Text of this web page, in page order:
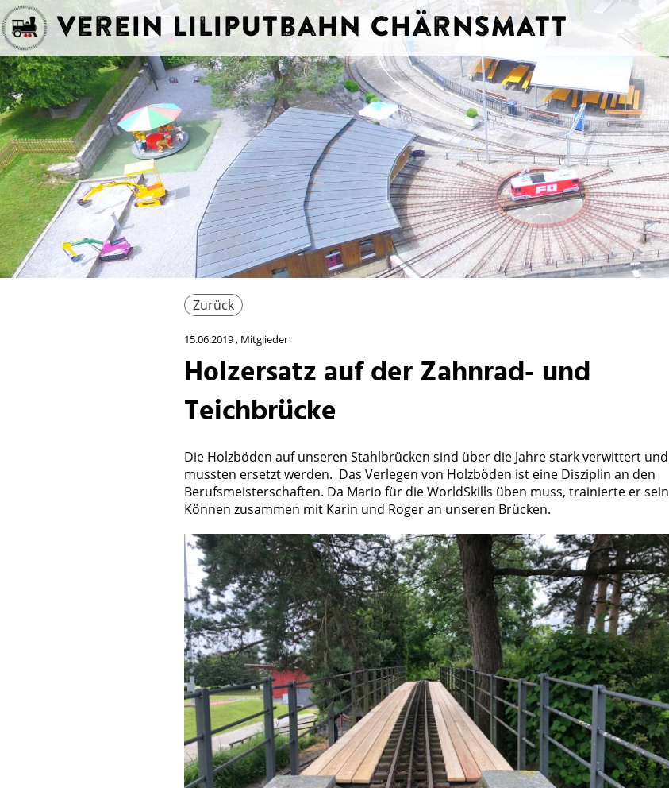
Verein Liliputbahn Chärnsmatt
Zurück
15.06.2019, Mitglieder
Holzersatz auf der Zahnrad- und
Teichbrücke
Die Holzböden auf unseren Stahlbrücken sind über die Jahre stark verwittert und
mussten ersetzt werden. Das Verlegen von Holzböden ist eine Disziplin an den
Berufsmeisterschaften. Da Mario für die WorldSkills üben muss, trainierte er sein
Können zusammen mit Karin und Roger an unseren Brücken.